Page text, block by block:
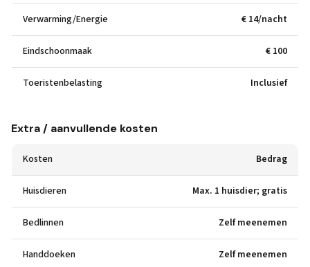
Verwarming/Energie € 14/nacht
Eindschoonmaak € 100
Toeristenbelasting Inclusief
Extra / aanvullende kosten
Kosten Bedrag
Huisdieren Max. 1 huisdier; gratis
Bedlinnen Zelf meenemen
Handdoeken Zelf meenemen